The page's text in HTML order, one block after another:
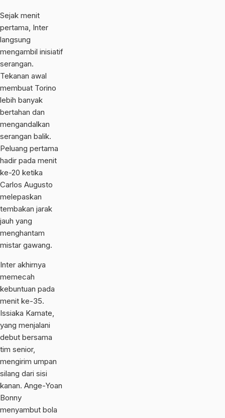
Sejak menit
pertama, Inter
langsung
mengambil inisiatif
serangan.
Tekanan awal
membuat Torino
lebih banyak
bertahan dan
mengandalkan
serangan balik.
Peluang pertama
hadir pada menit
ke-20 ketika
Carlos Augusto
melepaskan
tembakan jarak
jauh yang
menghantam
mistar gawang.
Inter akhirnya
memecah
kebuntuan pada
menit ke-35.
Issiaka Kamate,
yang menjalani
debut bersama
tim senior,
mengirim umpan
silang dari sisi
kanan. Ange-Yoan
Bonny
menyambut bola